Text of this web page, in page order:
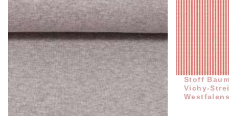
Stoff
Vichy-